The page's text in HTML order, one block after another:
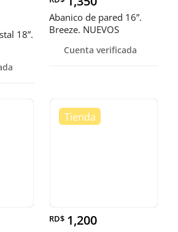
18”.
Abanico de pared 16”.
Breeze. NUEVOS
Cuenta verificada
RD$ 1,200